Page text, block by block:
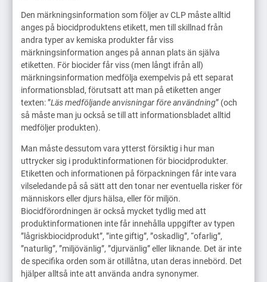
Den märkningsinformation som följer av CLP måste alltid
anges på biocidproduktens etikett, men till skillnad från
andra typer av kemiska produkter får viss
märkningsinformation anges på annan plats än själva
etiketten. För biocider får viss (men långt ifrån all)
märkningsinformation medfölja exempelvis på ett separat
informationsblad, förutsatt att man på etiketten anger
texten: ”Läs medföljande anvisningar före användning” (och
så måste man ju också se till att informationsbladet alltid
medföljer produkten).
Man måste dessutom vara ytterst försiktig i hur man
uttrycker sig i produktinformationen för biocidprodukter.
Etiketten och informationen på förpackningen får inte vara
vilseledande på så sätt att den tonar ner eventuella risker för
människors eller djurs hälsa, eller för miljön.
Biocidförordningen är också mycket tydlig med att
produktinformationen inte får innehålla uppgifter av typen
”lågriskbiocidprodukt”, ”inte giftig”, ”oskadlig”, “ofarlig”,
”naturlig”, ”miljövänlig”, ”djurvänlig” eller liknande. Det är inte
de specifika orden som är otillåtna, utan deras innebörd. Det
hjälper alltså inte att använda andra synonymer.